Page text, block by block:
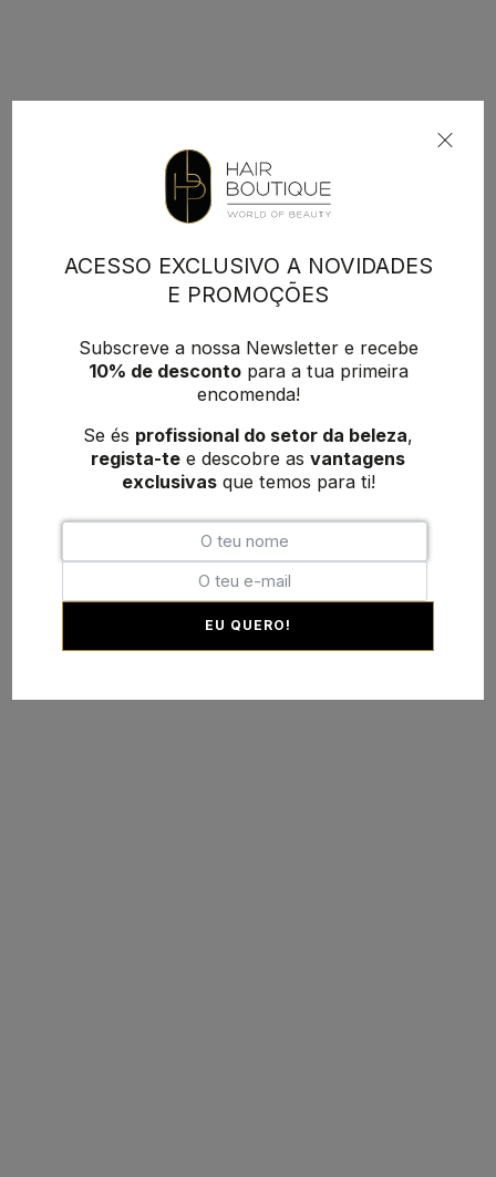
ACESSO EXCLUSIVO A NOVIDADES
E PROMOÇÕES
Subscreve a nossa Newsletter e recebe
10% de descontopara a tua primeira
encomenda!
Se és profissional do setor da beleza,
regista-te e descobre as vantagens
exclusivasque temos para ti!
EU QUERO!